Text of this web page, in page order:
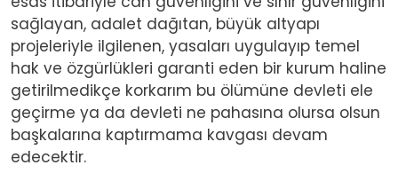
sağlayan, adalet dağıtan, büyük altyapı
projeleriyle ilgilenen, yasaları uygulayıp temel
hak ve özgürlükleri garanti eden bir kurum haline
getirilmedikçe korkarım bu ölümüne devleti ele
geçirme ya da devleti ne pahasına olursa olsun
başkalarına kaptırmama kavgası devam
edecektir.